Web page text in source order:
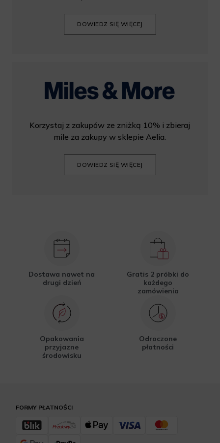
DOWIEDZ SIĘ WIĘCEJ
Korzystaj z zakupów ze zniżką 10% i zbieraj
mile za zakupy w sklepie Aelia.
DOWIEDZ SIĘ WIĘCEJ
Dostawa nawet na
drugi dzień
Gratis 2 próbki do
każdego
zamówienia
Opakowania
przyjazne
środowisku
Odroczone
płatności
FORMY PŁATNOŚCI